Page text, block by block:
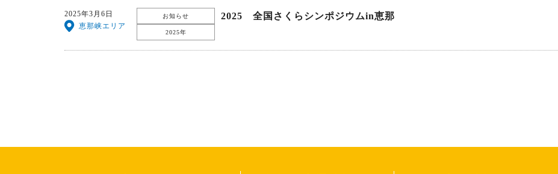
2025 全国さくらシンポジウムin恵那
お知らせ
2025年
2025年3月6日
恵那峡エリア